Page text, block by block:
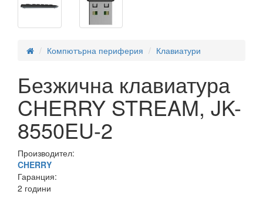
Компютърна периферия Клавиатури
Безжична клавиатура
CHERRY STREAM, JK-
8550EU-2
Производител:
CHERRY
Гаранция:
2 години